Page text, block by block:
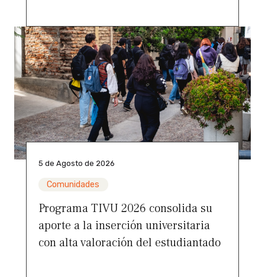
5 de Agosto de 2026
Comunidades
Programa TIVU 2026 consolida su
aporte a la inserción universitaria
con alta valoración del estudiantado